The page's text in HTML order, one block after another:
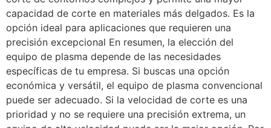
capacidad de corte en materiales más delgados. Es la
opción ideal para aplicaciones que requieren una
precisión excepcional En resumen, la elección del
equipo de plasma depende de las necesidades
específicas de tu empresa. Si buscas una opción
económica y versátil, el equipo de plasma convencional
puede ser adecuado. Si la velocidad de corte es una
prioridad y no se requiere una precisión extrema, un